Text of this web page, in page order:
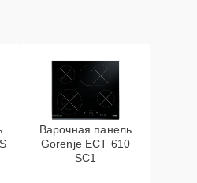
Варочная панель
Gorenje ECT 610
SC1